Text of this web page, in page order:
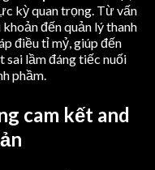
kỳ quan trọng. Từ vấn
đến quản lý thanh
điều tỉ mỷ, giúp đến
sai lầm đáng tiếc nuối
phầm.
cam kết and